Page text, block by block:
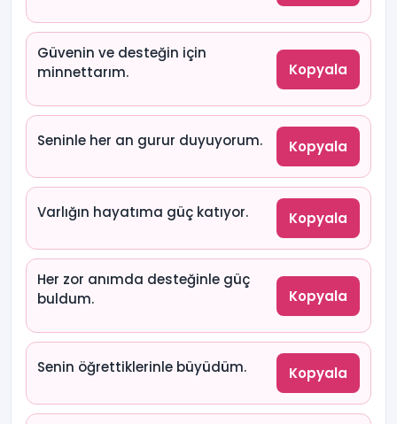
Güvenin ve desteğin için
minnettarım.
Kopyala
Seninle her an gurur duyuyorum. Kopyala
Varlığın hayatıma güç katıyor. Kopyala
Her zor anımda desteğinle güç
buldum.
Kopyala
Senin öğrettiklerinle büyüdüm. Kopyala